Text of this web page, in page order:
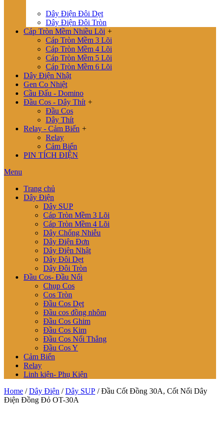
Dây Điện Đôi Dẹt
Dây Điện Đôi Tròn
Cáp Tròn Mềm Nhiều Lõi +
Cáp Tròn Mềm 3 Lõi
Cáp Tròn Mềm 4 Lõi
Cáp Tròn Mềm 5 Lõi
Cáp Tròn Mềm 6 Lõi
Dây Điện Nhật
Gen Co Nhiệt
Cầu Đấu - Domino
Đầu Cos - Dây Thít +
Đầu Cos
Dây Thít
Relay - Cảm Biến +
Relay
Cảm Biến
PIN TÍCH ĐIỆN
Menu
Trang chủ
Dây Điện
Dây SUP
Cáp Tròn Mềm 3 Lõi
Cáp Tròn Mềm 4 Lõi
Dây Chống Nhiễu
Dây Điện Đơn
Dây Điện Nhật
Dây Đôi Dẹt
Dây Đôi Tròn
Đầu Cos- Đầu Nối
Chụp Cos
Cos Tròn
Đầu Cos Dẹt
Đầu cos đồng nhôm
Đầu Cos Ghim
Đầu Cos Kim
Đầu Cos Nối Thẳng
Đầu Cos Y
Cảm Biến
Relay
Linh kiện- Phụ Kiện
Home /Dây Điện /Dây SUP / Đầu Cốt Đồng 30A, Cốt Nối Dây
Điện Đồng Đỏ OT-30A